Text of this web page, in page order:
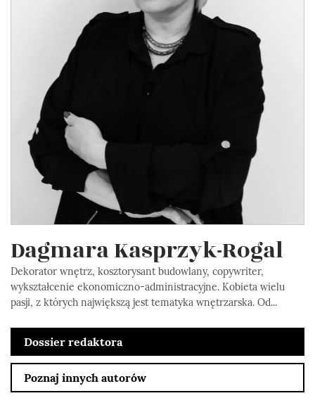
Dagmara Kasprzyk-Rogal
Dekorator wnętrz, kosztorysant budowlany, copywriter,
wykształcenie ekonomiczno-administracyjne. Kobieta wielu
pasji, z których największą jest tematyka wnętrzarska. Od...
Dossier redaktora
Poznaj innych autorów